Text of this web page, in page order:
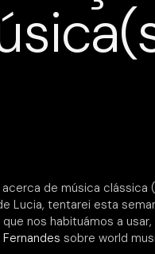
de música
Lucia, tentarei esta
nos habituámos a
sobre world